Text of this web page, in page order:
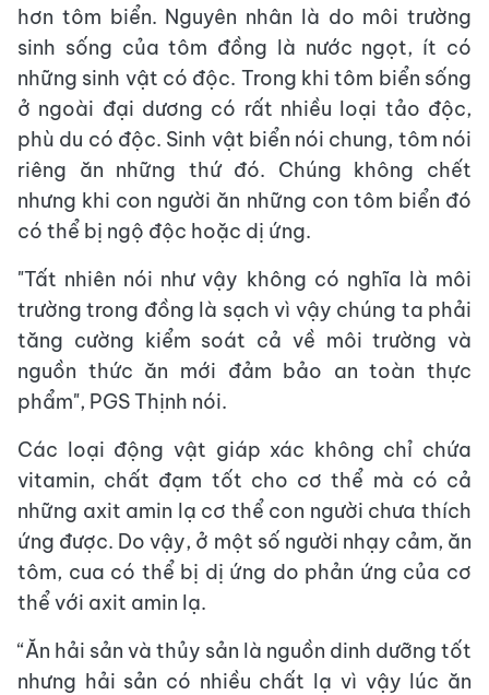
hơn tôm biển. Nguyên nhân là do môi trường
sinh sống của tôm đồng là nước ngọt, ít có
những sinh vật có độc. Trong khi tôm biển sống
ở ngoài đại dương có rất nhiều loại tảo độc,
phù du có độc. Sinh vật biển nói chung, tôm nói
riêng ăn những thứ đó. Chúng không chết
nhưng khi con người ăn những con tôm biển đó
có thể bị ngộ độc hoặc dị ứng.
"Tất nhiên nói như vậy không có nghĩa là môi
trường trong đồng là sạch vì vậy chúng ta phải
tăng cường kiểm soát cả về môi trường và
nguồn thức ăn mới đảm bảo an toàn thực
phẩm", PGS Thịnh nói.
Các loại động vật giáp xác không chỉ chứa
vitamin, chất đạm tốt cho cơ thể mà có cả
những axit amin lạ cơ thể con người chưa thích
ứng được. Do vậy, ở một số người nhạy cảm, ăn
tôm, cua có thể bị dị ứng do phản ứng của cơ
thể với axit amin lạ.
“Ăn hải sản và thủy sản là nguồn dinh dưỡng tốt
nhưng hải sản có nhiều chất lạ vì vậy lúc ăn